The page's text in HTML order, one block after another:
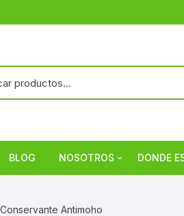
BLOG NOSOTROS DONDE
Antimoho